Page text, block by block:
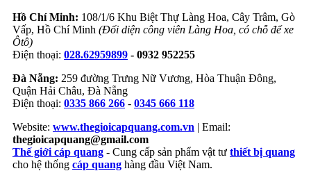
Hồ Chí Minh: 108/1/6 Khu Biệt Thự Làng Hoa, Cây Trâm, Gò
Vấp, Hồ Chí Minh (Đối diện công viên Làng Hoa, có chỗ để xe
Ôtô)
Điện thoại: 028.62959899 - 0932 952255
Đà Nẵng: 259 đường Trưng Nữ Vương, Hòa Thuận Đông,
Quận Hải Châu, Đà Nẵng
Điện thoại: 0335 866 266 - 0345 666 118
Website: www.thegioicapquang.com.vn | Email:
thegioicapquang@gmail.com
Thế giới cáp quang - Cung cấp sản phẩm vật tư thiết bị quang
cho hệ thống cáp quang hàng đầu Việt Nam.